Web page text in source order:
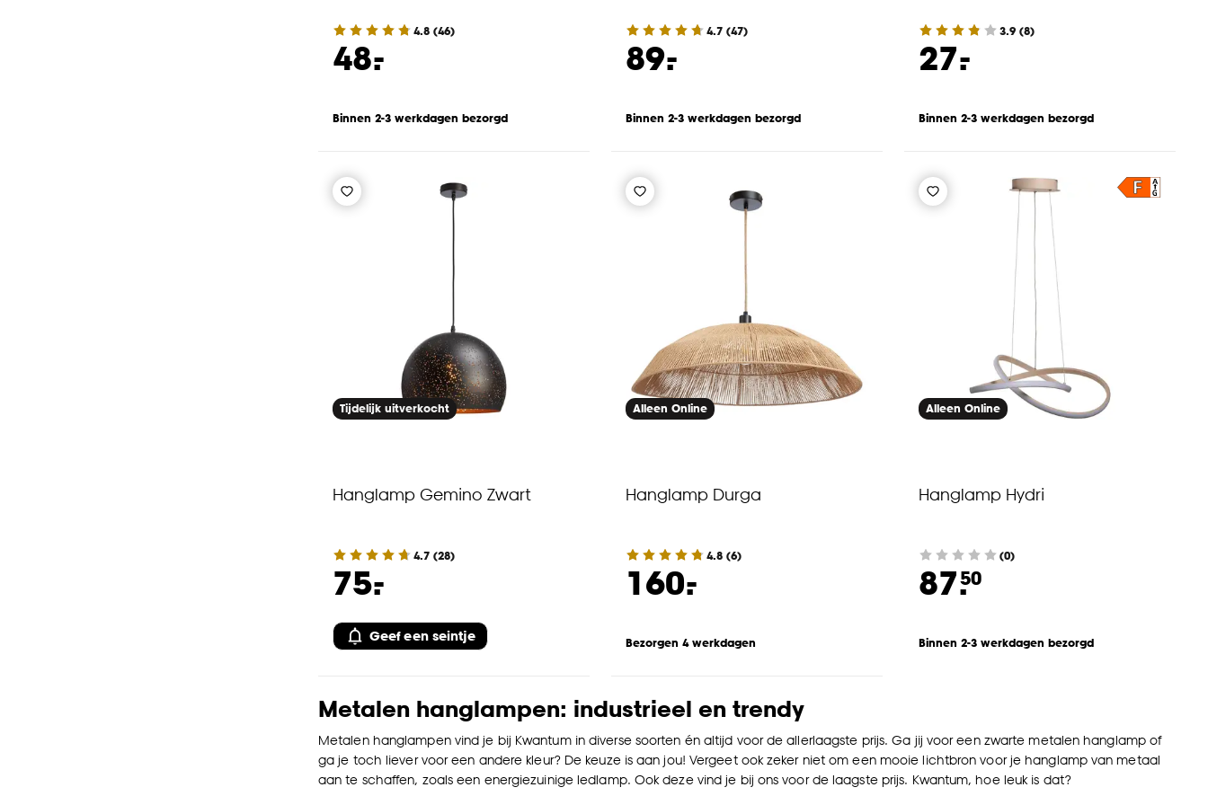
4.8 (46)
48.
-
Binnen 2-3 werkdagen bezorgd
4.7 (47)
89.
-
Binnen 2-3 werkdagen bezorgd
3.9 (8)
27.
-
Binnen 2-3 werkdagen bezorgd
Tijdelijk uitverkocht
Hanglamp Gemino Zwart
4.7 (28)
75.
-
Geef een seintje
Alleen Online
Hanglamp Durga
4.8 (6)
160.
-
Bezorgen 4 werkdagen
Alleen Online
Hanglamp Hydri
(0)
87.50
Binnen 2-3 werkdagen bezorgd
Metalen hanglampen: industrieel en trendy
Metalen hanglampen vind je bij Kwantum in diverse soorten én altijd voor de allerlaagste prijs. Ga jij voor een zwarte metalen hanglamp of
ga je toch liever voor een andere kleur? De keuze is aan jou! Vergeet ook zeker niet om een mooie lichtbron voor je hanglamp van metaal
aan te schaffen, zoals een energiezuinige ledlamp. Ook deze vind je bij ons voor de laagste prijs. Kwantum, hoe leuk is dat?